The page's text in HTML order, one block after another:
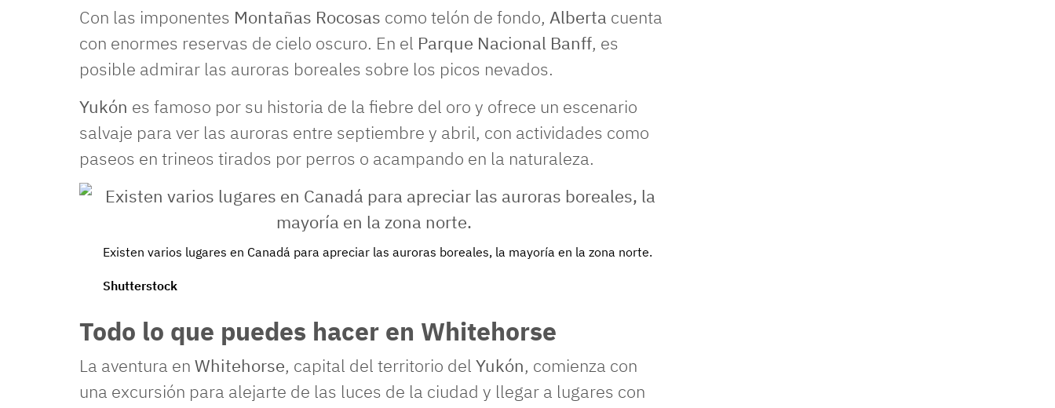
Con las imponentes Montañas Rocosas como telón de fondo, Alberta cuenta
con enormes reservas de cielo oscuro. En el Parque Nacional Banff, es
posible admirar las auroras boreales sobre los picos nevados.
Yukón es famoso por su historia de la fiebre del oro y ofrece un escenario
salvaje para ver las auroras entre septiembre y abril, con actividades como
paseos en trineos tirados por perros o acampando en la naturaleza.
Existen varios lugares en Canadá para apreciar las auroras boreales, la mayoría en la zona norte.
Shutterstock
Todo lo que puedes hacer en Whitehorse
La aventura en Whitehorse, capital del territorio del Yukón, comienza con
una excursión para alejarte de las luces de la ciudad y llegar a lugares con